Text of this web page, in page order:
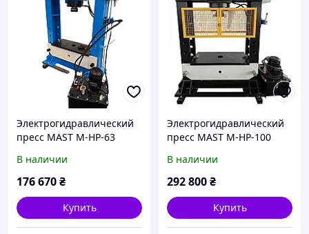
Электрогидравлический
пресс MAST M-HP-63
В наличии
176 670₴
Купить
Электрогидравлический
пресс MAST M-HP-100
В наличии
292 800₴
Купить